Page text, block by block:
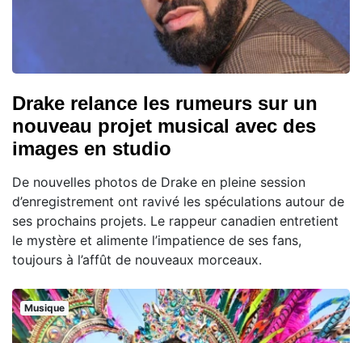
Drake relance les rumeurs sur un
nouveau projet musical avec des
images en studio
De nouvelles photos de Drake en pleine session
d’enregistrement ont ravivé les spéculations autour de
ses prochains projets. Le rappeur canadien entretient
le mystère et alimente l’impatience de ses fans,
toujours à l’affût de nouveaux morceaux.
Musique